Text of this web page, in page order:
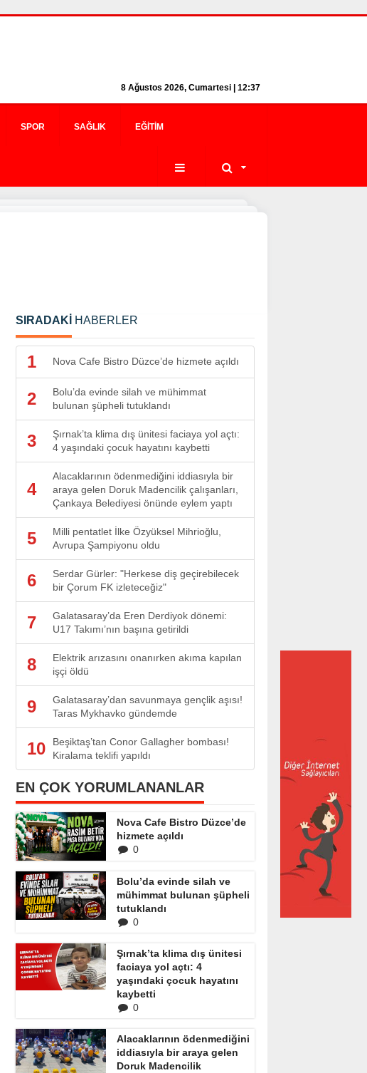
8 Ağustos 2026, Cumartesi | 12:37
SPOR SAĞLIK EĞITIM
SIRADAKİ HABERLER
1 Nova Cafe Bistro Düzce’de hizmete açıldı
2
Bolu’da evinde silah ve mühimmat
bulunan şüpheli tutuklandı
3
Şırnak’ta klima dış ünitesi faciaya yol açtı:
4 yaşındaki çocuk hayatını kaybetti
4
Alacaklarının ödenmediğini iddiasıyla bir
araya gelen Doruk Madencilik çalışanları,
Çankaya Belediyesi önünde eylem yaptı
5
Milli pentatlet İlke Özyüksel Mihrioğlu,
Avrupa Şampiyonu oldu
6
Serdar Gürler: "Herkese diş geçirebilecek
bir Çorum FK izleteceğiz"
7
Galatasaray’da Eren Derdiyok dönemi:
U17 Takımı’nın başına getirildi
8
Elektrik arızasını onanırken akıma kapılan
işçi öldü
9
Galatasaray’dan savunmaya gençlik aşısı!
Taras Mykhavko gündemde
10
Beşiktaş’tan Conor Gallagher bombası!
Kiralama teklifi yapıldı
EN ÇOK YORUMLANANLAR
Nova Cafe Bistro Düzce’de
hizmete açıldı
0
Bolu’da evinde silah ve
mühimmat bulunan şüpheli
tutuklandı
0
Şırnak’ta klima dış ünitesi
faciaya yol açtı: 4
yaşındaki çocuk hayatını
kaybetti
0
Alacaklarının ödenmediğini
iddiasıyla bir araya gelen
Doruk Madencilik